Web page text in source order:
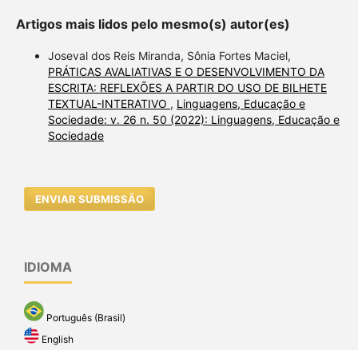
Artigos mais lidos pelo mesmo(s) autor(es)
Joseval dos Reis Miranda, Sônia Fortes Maciel,
PRÁTICAS AVALIATIVAS E O DESENVOLVIMENTO DA
ESCRITA: REFLEXÕES A PARTIR DO USO DE BILHETE
TEXTUAL-INTERATIVO , Linguagens, Educação e
Sociedade: v. 26 n. 50 (2022): Linguagens, Educação e
Sociedade
ENVIAR SUBMISSÃO
IDIOMA
Português (Brasil)
English